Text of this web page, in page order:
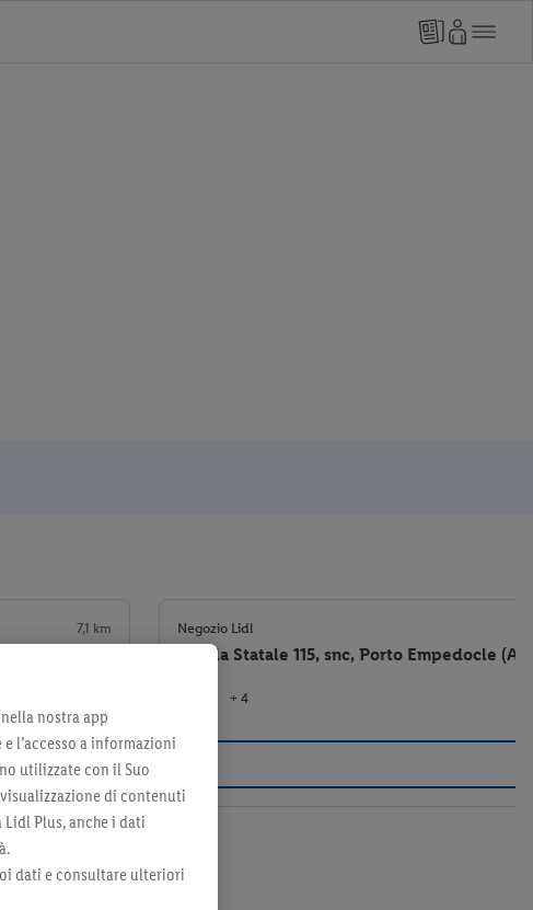
7,1 km Negozio Lidl
Strada Statale 115, snc, Porto Empedocle
+ 4
nostra app
l’accesso a informazioni
utilizzate con il Suo
di contenuti
Plus, anche i dati
dati e consultare ulteriori